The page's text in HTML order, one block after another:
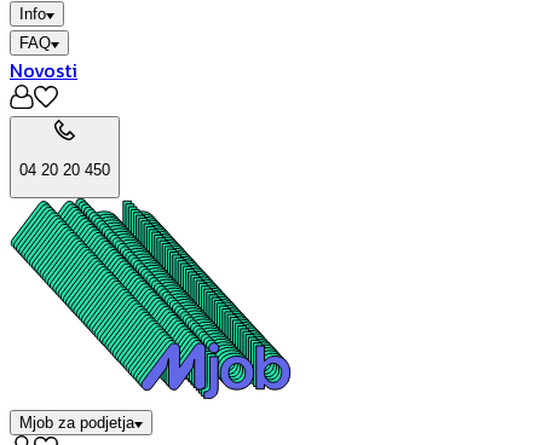
Info
FAQ
Novosti
04 20 20 450
Mjob za podjetja